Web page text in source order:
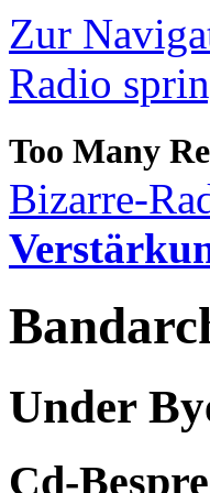
Zur
Radio
Bizarre-
Under
Cd-